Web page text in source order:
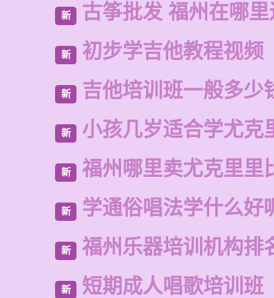
新 古筝批发 福州在哪
新 初步学吉他教程视频
新 吉他培训班一般多少
新 小孩几岁适合学尤克
新 福州哪里卖尤克里里
新 学通俗唱法学什么好
新 福州乐器培训机构排
新 短期成人唱歌培训班